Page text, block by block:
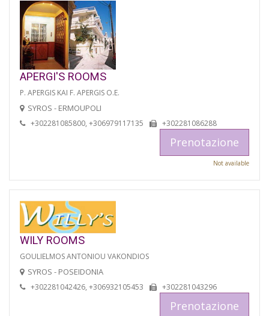
APERGI'S ROOMS
P. APERGIS KAI F. APERGIS O.E.
SYROS - ERMOUPOLI
+302281085800, +306979117135 +302281086288
Prenotazione
Not available
WILY ROOMS
GOULIELMOS ANTONIOU VAKONDIOS
SYROS - POSEIDONIA
+302281042426, +306932105453 +302281043296
Prenotazione